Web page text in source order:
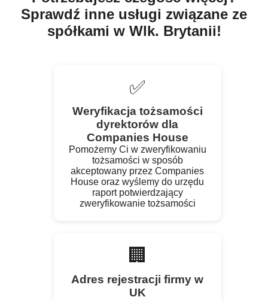
Sprawdź inne usługi związane ze
spółkami w Wlk. Brytanii!
✅
Weryfikacja tożsamości
dyrektorów dla
Companies House
Pomożemy Ci w zweryfikowaniu
tożsamości w sposób
akceptowany przez Companies
House oraz wyślemy do urzędu
raport potwierdzający
zweryfikowanie tożsamości
🏢
Adres rejestracji firmy w
UK